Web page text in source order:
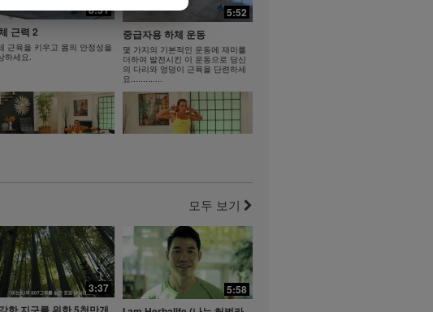
습니다. 비록 특정 허벌라이
식사를 대체해서는 안되
는 허벌라이프 비디오 갤러
비디오가 다운로드 가능한
비디오 전체를 복제하고
서 금전적인 거래를 해서
이 비디오에 포함되어있는
언제든지 귀하의 비디오
건강 관리
히가 더 좋아 #혈당 #식이섬유
토산
2:28
홍삼 진센 겔 - 쇼츠 홍보 영상
1~5 합본
홍삼 진센 겔 - 쇼츠 홍보 영상 1~5
합본
8:31
근력 2
근육을 키우고 몸의 안정성을
하세요.
5:52
중급자용 하체 운동
몇 가지의 기본적인 운동에 재미를
더하여 발전시킨 이 운동으로 당신
의 다리와 엉덩이 근육을 단련하세
요.............
도전적인 인터벌식 하체 운동을 즐
7:44
6:48
모두 보기
3:37
5:58